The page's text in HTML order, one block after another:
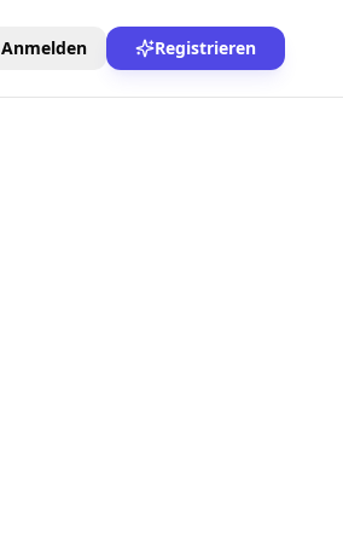
Anmelden Registrieren